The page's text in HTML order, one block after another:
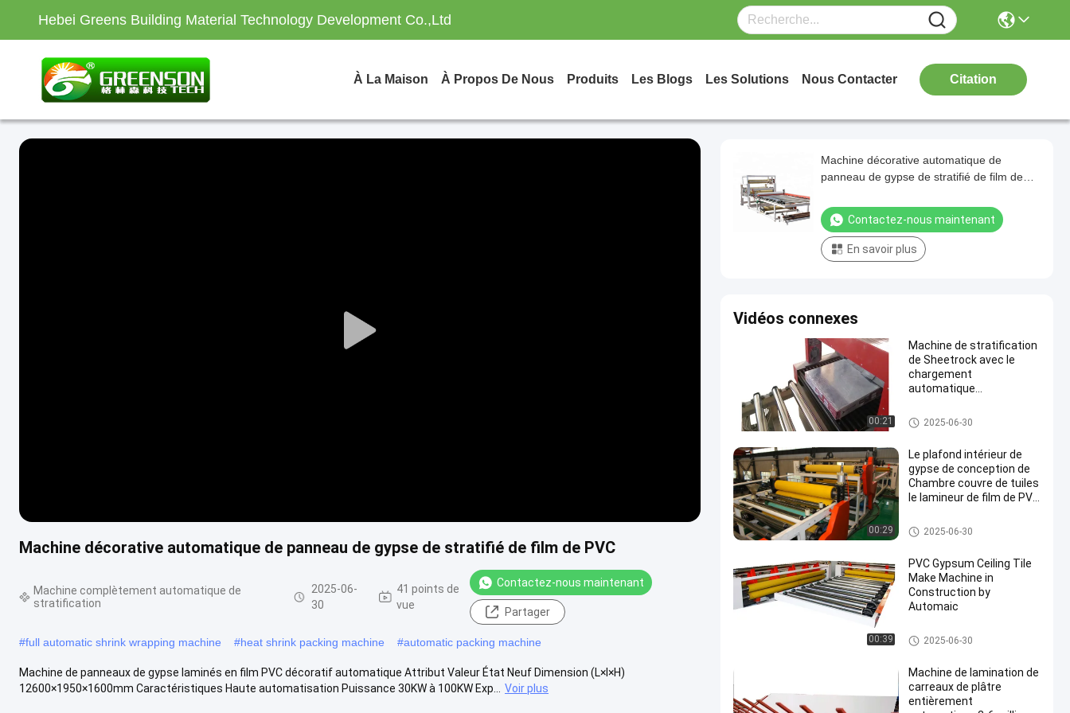
Hebei Greens Building Material Technology Development Co.,Ltd
À La Maison À Propos De Nous Produits Les Blogs Les Solutions Nous Contacter Citation
Play
Machine décorative automatique de panneau de gypse de stratifié de film de PVC
Machine complètement automatique de
stratification
2025-06-
30
41 points de
vue
Contactez-nous maintenant
Partager
#full automatic shrink wrapping machine #heat shrink packing machine #automatic packing machine
Machine de panneaux de gypse laminés en film PVC décoratif automatique Attribut Valeur État Neuf Dimension (L×l×H)
12600×1950×1600mm Caractéristiques Haute automatisation Puissance 30KW à 100KW Exp...
Voir plus
Machine décorative automatique de
panneau de gypse de stratifié de film de
Contactez-nous maintenant
En savoir plus
Vidéos connexes
00:21
Machine de stratification
de Sheetrock avec le
chargement
automatique
Machine complètement autom
atique de stratification
2025-06-30
00:29
Le plafond intérieur de
gypse de conception de
Chambre couvre de tuiles
le lamineur de film de PVC
Machine complètement autom
atique de stratification
2025-06-30
00:39
PVC Gypsum Ceiling Tile
Make Machine in
Construction by
Automaic
Machine complètement autom
atique de stratification
2025-06-30
Machine de lamination de
carreaux de plâtre
entièrement